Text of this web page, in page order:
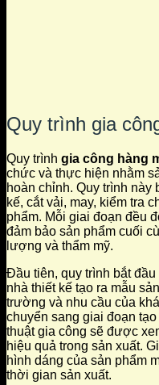
Quy trình gia
Quy trình gia công hàng
chức và thực hiện nhằm
hoàn chỉnh. Quy trình
kế, cắt vải, may, kiểm tra
phẩm. Mỗi giai đoạn đều
đảm bảo sản phẩm cuối
lượng và thẩm mỹ.
Đầu tiên, quy trình bắt đầu
nhà thiết kế tạo ra mẫu
trường và nhu cầu của
chuyển sang giai đoạn
thuật gia công sẽ được
hiệu quả trong sản xuất.
hình dáng của sản phẩm
thời gian sản xuất.